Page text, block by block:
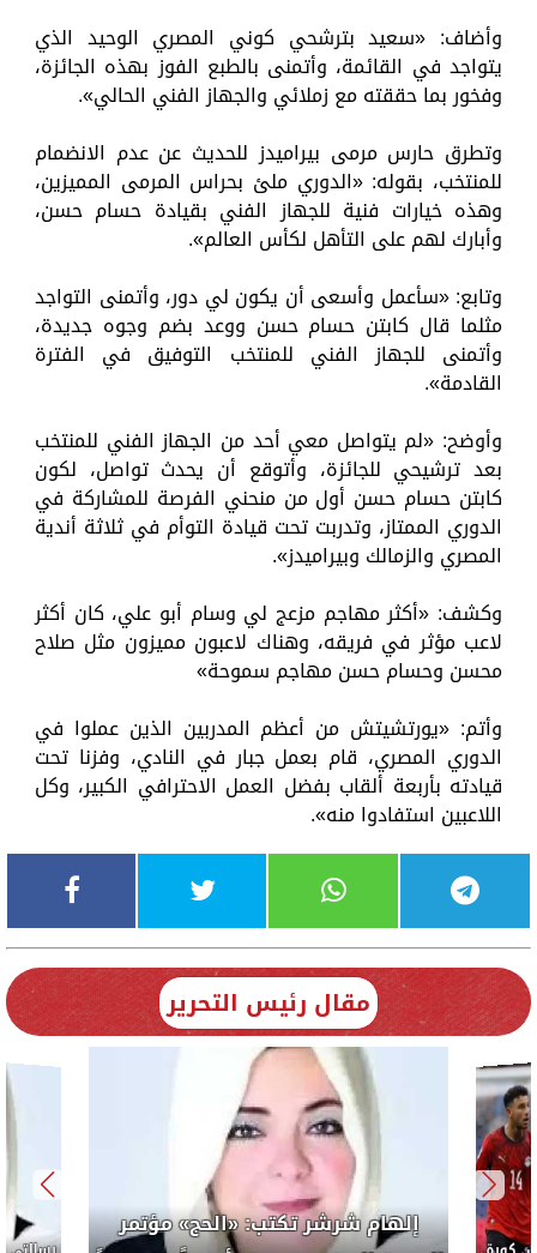
وأضاف: «سعيد بترشحي كوني المصري الوحيد الذي
يتواجد في القائمة، وأتمنى بالطبع الفوز بهذه الجائزة،
وفخور بما حققته مع زملائي والجهاز الفني الحالي».
وتطرق حارس مرمى بيراميدز للحديث عن عدم الانضمام
للمنتخب، بقوله: «الدوري ملئ بحراس المرمى المميزين،
وهذه خيارات فنية للجهاز الفني بقيادة حسام حسن،
وأبارك لهم على التأهل لكأس العالم».
وتابع: «سأعمل وأسعى أن يكون لي دور، وأتمنى التواجد
مثلما قال كابتن حسام حسن ووعد بضم وجوه جديدة،
وأتمنى للجهاز الفني للمنتخب التوفيق في الفترة
القادمة».
وأوضح: «لم يتواصل معي أحد من الجهاز الفني للمنتخب
بعد ترشيحي للجائزة، وأتوقع أن يحدث تواصل، لكون
كابتن حسام حسن أول من منحني الفرصة للمشاركة في
الدوري الممتاز، وتدربت تحت قيادة التوأم في ثلاثة أندية
المصري والزمالك وبيراميدز».
وكشف: «أكثر مهاجم مزعج لي وسام أبو علي، كان أكثر
لاعب مؤثر في فريقه، وهناك لاعبون مميزون مثل صلاح
محسن وحسام حسن مهاجم سموحة»
وأتم: «يورتشيتش من أعظم المدربين الذين عملوا في
الدوري المصري، قام بعمل جبار في النادي، وفزنا تحت
قيادته بأربعة ألقاب بفضل العمل الاحترافي الكبير، وكل
اللاعبين استفادوا منه».
مقال رئيس التحرير
إلهام شرشر تكتب: «الحج» مؤتمر